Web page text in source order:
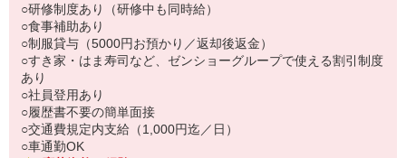
○研修制度あり（研修中も同時給）
○食事補助あり
○制服貸与（5000円お預かり／返却後返金）
○すき家・はま寿司など、ゼンショーグループで使える割引制度
あり
○社員登用あり
○履歴書不要の簡単面接
○交通費規定内支給（1,000円迄／日）
○車通勤OK